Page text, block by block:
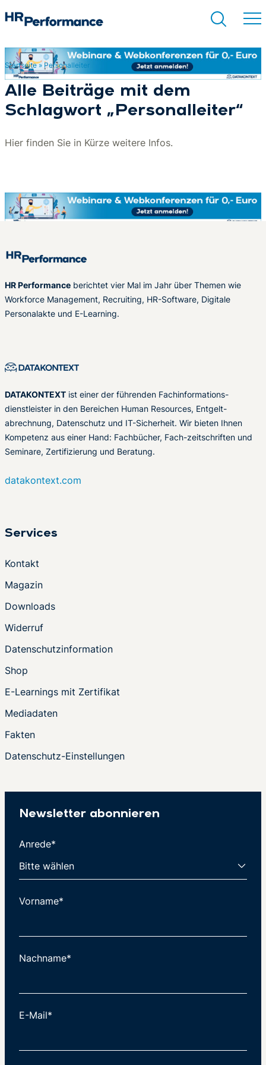
Suchen
Startseite» Personalleiter
Alle Beiträge mit dem
Schlagwort „Personalleiter“
Hier finden Sie in Kürze weitere Infos.
HR Performance berichtet vier Mal im Jahr über Themen wie
Workforce Management, Recruiting, HR-Software, Digitale
Personalakte und E-Learning.
DATAKONTEXT ist einer der führenden Fachinformations-
dienstleister in den Bereichen Human Resources, Entgelt-
abrechnung, Datenschutz und IT-Sicherheit. Wir bieten Ihnen
Kompetenz aus einer Hand: Fachbücher, Fach-zeitschriften und
Seminare, Zertifizierung und Beratung.
datakontext.com
Services
Kontakt
Magazin
Downloads
Widerruf
Datenschutzinformation
Shop
E-Learnings mit Zertifikat
Mediadaten
Fakten
Datenschutz-Einstellungen
Newsletter abonnieren
Anrede*
Vorname*
Nachname*
E-Mail*